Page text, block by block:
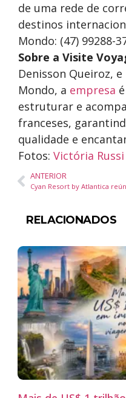
de uma rede de
destinos
Mondo: (47) 99288-
Sobre a Visite
Denisson Queiroz,
Mondo, a empresa
estruturar e
franceses,
qualidade e
Fotos: Victória Russi
ANTERIOR
RELACIONADOS